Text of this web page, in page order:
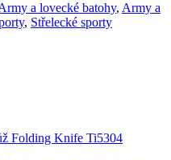
a lovecké batohy, Army a
, Střelecké sporty